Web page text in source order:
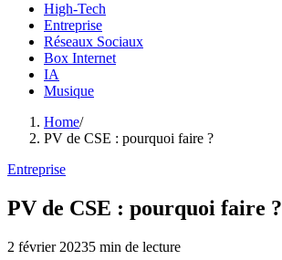
High-Tech
Entreprise
Réseaux Sociaux
Box Internet
IA
Musique
Home/
PV de CSE : pourquoi faire ?
Entreprise
PV de CSE : pourquoi faire ?
2 février 20235 min de lecture